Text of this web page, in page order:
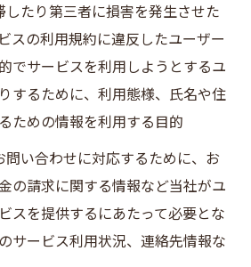
たり第三者に損害を発生させた
スの利用規約に違反したユーザー
でサービスを利用しようとするユ
するために、利用態様、氏名や住
ための情報を利用する目的
い合わせに対応するために、お
の請求に関する情報など当社がユ
スを提供するにあたって必要とな
サービス利用状況、連絡先情報な